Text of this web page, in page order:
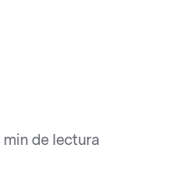
min de lectura